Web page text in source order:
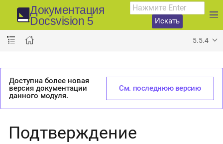
Документация
Docsvision 5
Искать
5.5.4
Доступна более новая
версия документации
данного модуля.
См. последнюю версию
Подтверждение